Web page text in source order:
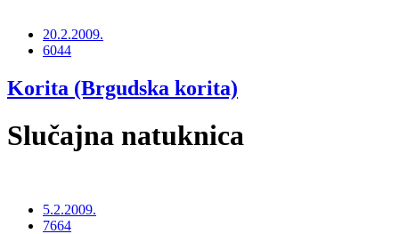
20.2.2009.
6044
Korita (Brgudska korita)
Slučajna natuknica
5.2.2009.
7664